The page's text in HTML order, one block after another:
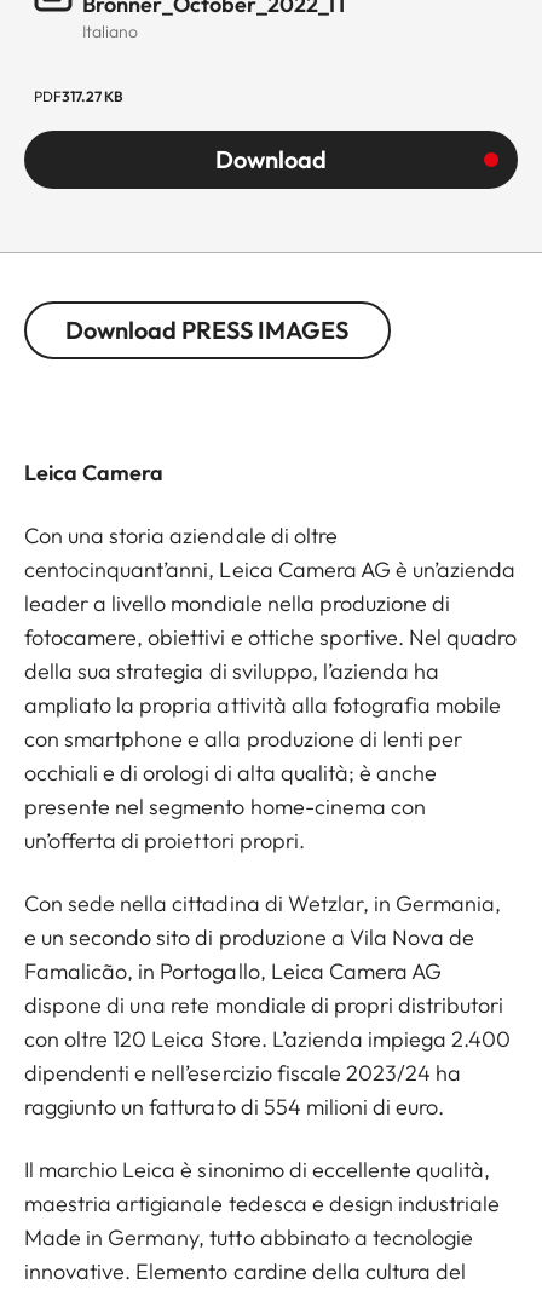
Italiano
PDF317.27 KB
Download
Download PRESS IMAGES
Leica Camera
Con una storia aziendale di oltre
centocinquant’anni, Leica Camera AG è un’azienda
leader a livello mondiale nella produzione di
fotocamere, obiettivi e ottiche sportive. Nel quadro
della sua strategia di sviluppo, l’azienda ha
ampliato la propria attività alla fotografia mobile
con smartphone e alla produzione di lenti per
occhiali e di orologi di alta qualità; è anche
presente nel segmento home-cinema con
un’offerta di proiettori propri.
Con sede nella cittadina di Wetzlar, in Germania,
e un secondo sito di produzione a Vila Nova de
Famalicão, in Portogallo, Leica Camera AG
dispone di una rete mondiale di propri distributori
con oltre 120 Leica Store. L’azienda impiega 2.400
dipendenti e nell’esercizio fiscale 2023/24 ha
raggiunto un fatturato di 554 milioni di euro.
Il marchio Leica è sinonimo di eccellente qualità,
maestria artigianale tedesca e design industriale
Made in Germany, tutto abbinato a tecnologie
innovative. Elemento cardine della cultura del